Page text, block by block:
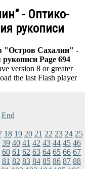
- Оптико-
рукописи
"Остров Сахалин" -
Page 694
version 8 or greater
the last Flash player
End
18 19 20 21 22 23 24 25
39 40 41 42 43 44 45 46
60 61 62 63 64 65 66 67
81 82 83 84 85 86 87 88